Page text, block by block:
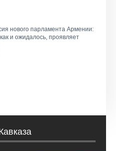
нового парламента Армении:
и ожидалось, проявляет